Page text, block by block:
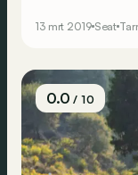
koste wat het kost
13 mrt 2019 Seat
0.0/ 10